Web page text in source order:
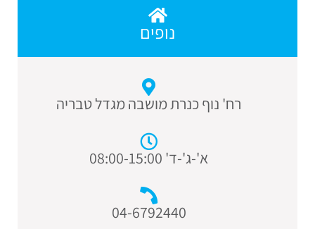
נופים
רח' נוף כנרת מושבה מגדל טבריה
א'-ג'-ד' 08:00-15:00
04-6792440